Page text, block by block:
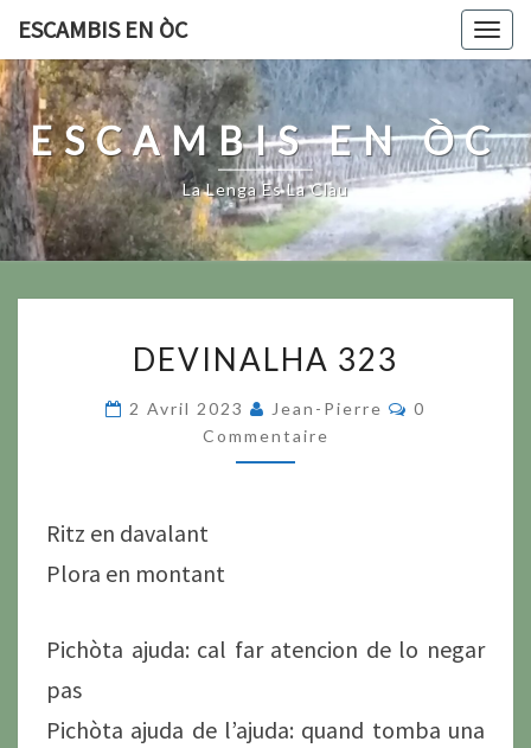
content
ESCAMBIS EN ÒC
ESCAMBIS EN ÒC
La Lenga Es La Clau
323
DEVINALHA 323
2 Avril 2023 Jean-Pierre
0
Commentaire
Ritz en davalant
Plora en montant
Pichòta ajuda: cal far atencion de lo negar
pas
Pichòta ajuda de l’ajuda: quand tomba una